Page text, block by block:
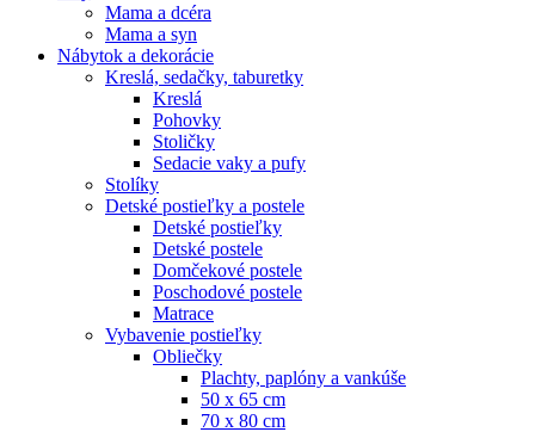
Mama a dcéra
Mama a syn
Nábytok a dekorácie
Kreslá, sedačky, taburetky
Kreslá
Pohovky
Stoličky
Sedacie vaky a pufy
Stolíky
Detské postieľky a postele
Detské postieľky
Detské postele
Domčekové postele
Poschodové postele
Matrace
Vybavenie postieľky
Obliečky
Plachty, paplóny a vankúše
50 x 65 cm
70 x 80 cm